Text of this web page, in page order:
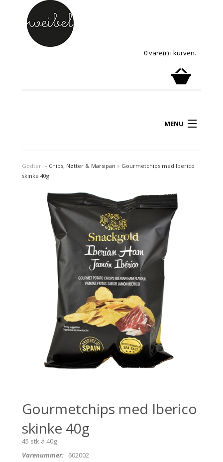
0 vare(r) i kurven.
MENU
Godteri » Chips, Nøtter & Marsipan » Gourmetchips med Iberico
skinke 40g
Gourmetchips med Iberico
skinke 40g
45 stk á 40g
Varenummer: 602002